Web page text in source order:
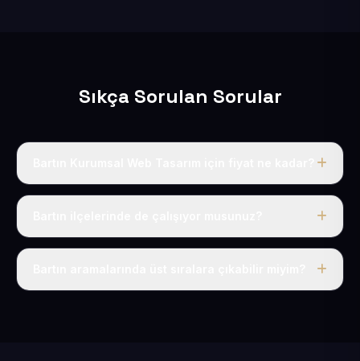
Sıkça Sorulan Sorular
Bartın dahil Türkiye’nin her yerinde geçerli yıllık tek
Elbette; Bartın iline bağlı bütün ilçelere uzaktan ve